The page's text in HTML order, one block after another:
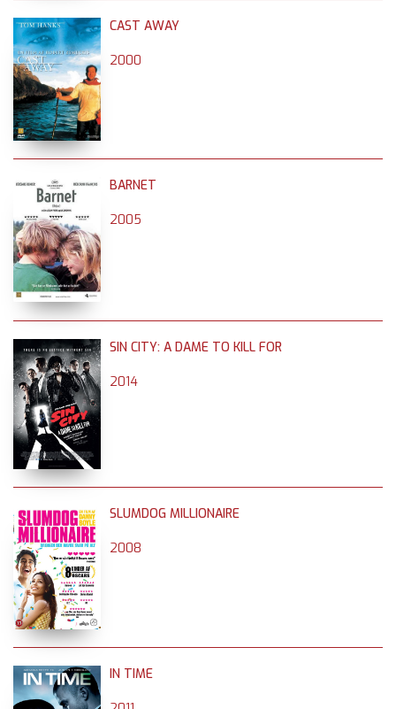
CAST AWAY
2000
BARNET
2005
SIN CITY: A DAME TO KILL FOR
2014
SLUMDOG MILLIONAIRE
2008
IN TIME